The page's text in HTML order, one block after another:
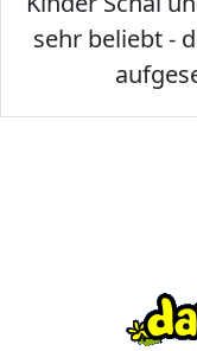
sehr beliebt -